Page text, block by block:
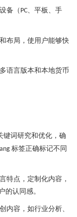
备（ PC、平板、手
布局，使用户能够快
语言版本和本地货币
键词研究和优化，确
标签正确标记不同
特点，定制化内容，
的认同感。
内容，如行业分析、